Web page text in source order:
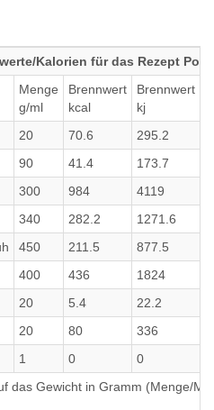
Kalorien für das Rezept
Menge
g/ml
Brennwert
kcal
Brennwert
kj
20 70.6 295.2
90 41.4 173.7
300 984 4119
340 282.2 1271.6
450 211.5 877.5
400 436 1824
20 5.4 22.2
20 80 336
1 0 0
das Gewicht in Gramm (Menge/